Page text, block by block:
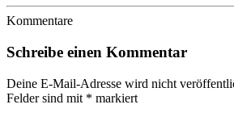
Kommentare
Schreibe einen Kommentar
Deine E-Mail-Adresse wird nicht
Felder sind mit * markiert